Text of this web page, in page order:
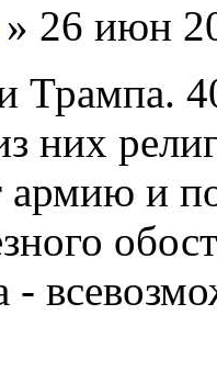
» 26 июн
Трампа.
них
армию и
-